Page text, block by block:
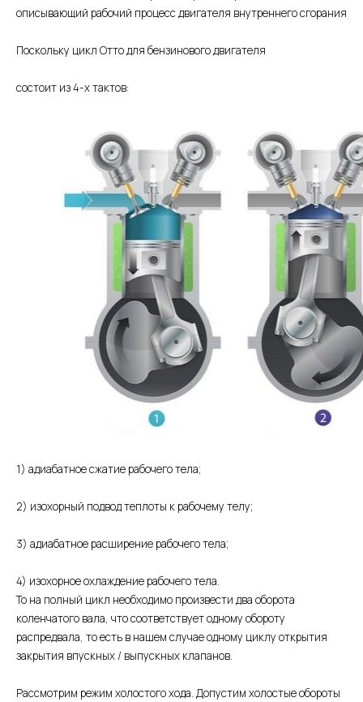
описывающий рабочий процесс двигателя внутреннего сгорания
Поскольку цикл Отто для бензинового двигателя
состоит из 4-х тактов:
1) адиабатное сжатие рабочего тела;
2) изохорный подвод теплоты к рабочему телу;
3) адиабатное расширение рабочего тела;
4) изохорное охлаждение рабочего тела.
То на полный цикл необходимо произвести два оборота
коленчатого вала, что соответствует одному обороту
распредвала, то есть в нашем случае одному циклу открытия
закрытия впускных / выпускных клапанов.
Рассмотрим режим холостого хода. Допустим холостые обороты